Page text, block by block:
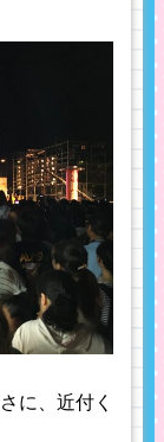
に、近付く